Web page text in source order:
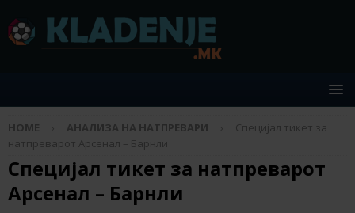
HOME АНАЛИЗА НА НАТПРЕВАРИ
Специјал тикет за
натпреварот Арсенал – Барнли
Специјал тикет за натпреварот
Арсенал – Барнли